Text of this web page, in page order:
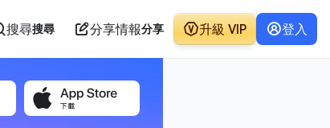
搜尋搜尋 分享情報分享 升級 VIP 登入